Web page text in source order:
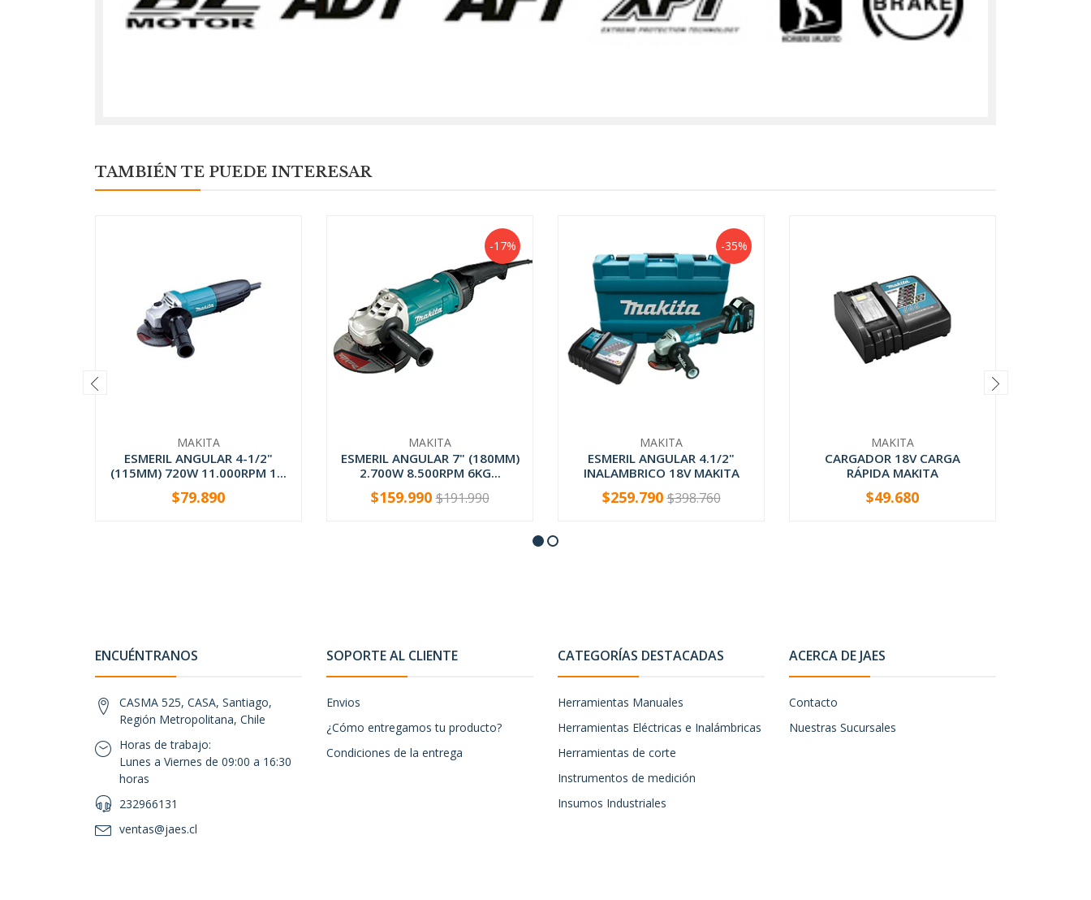
TAMBIÉN TE PUEDE INTERESAR
MAKITA
ESMERIL ANGULAR 4-1/2"
(115MM) 720W 11.000RPM 1...
+
$79.890
-17%
MAKITA
ESMERIL ANGULAR 7" (180MM)
2.700W 8.500RPM 6KG...
+
$159.990 $191.990
-35%
MAKITA
ESMERIL ANGULAR 4.1/2"
INALAMBRICO 18V MAKITA
+
$259.790 $398.760
MAKITA
CARGADOR 18V CARGA
RÁPIDA MAKITA
+
$49.680
ENCUÉNTRANOS
CASMA 525, CASA, Santiago,
Región Metropolitana, Chile
Horas de trabajo:
Lunes a Viernes de 09:00 a 16:30
horas
232966131
ventas@jaes.cl
SOPORTE AL CLIENTE
Envios
¿Cómo entregamos tu producto?
Condiciones de la entrega
CATEGORÍAS DESTACADAS
Herramientas Manuales
Herramientas Eléctricas e Inalámbricas
Herramientas de corte
Instrumentos de medición
Insumos Industriales
ACERCA DE JAES
Contacto
Nuestras Sucursales